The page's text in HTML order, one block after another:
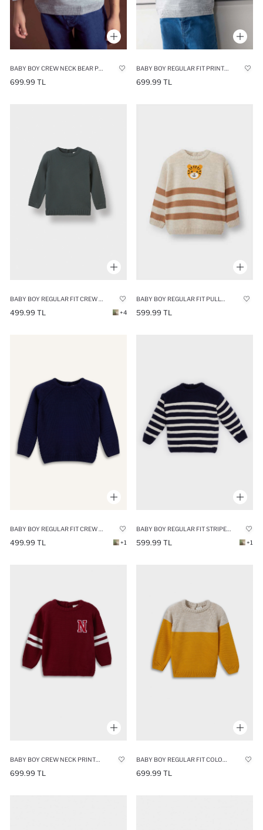
699.99 TL 699.99 TL
499.99 TL +4 599.99 TL
BABY BOY REGULAR FIT CREW NECK KNITTED PULLOVER
499.99 TL +1
BABY BOY REGULAR FIT STRIPED CREW NECK PULLOVER
599.99 TL +1
699.99 TL 699.99 TL